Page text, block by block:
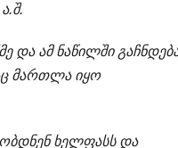
და ამ ნაწილში
მართლა იყო
ხელფასს და